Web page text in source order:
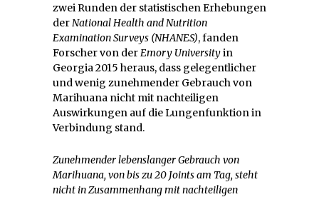
zwei Runden der statistischen Erhebungen
derNational Health and Nutrition
Examination Surveys (NHANES), fanden
Forscher von derEmory Universityin
Georgia 2015 heraus, dass gelegentlicher
und wenig zunehmender Gebrauch von
Marihuana nicht mit nachteiligen
Auswirkungen auf die Lungenfunktion in
Verbindung stand.
Zunehmender lebenslanger Gebrauch von
Marihuana, von bis zu 20 Joints am Tag, steht
nicht in Zusammenhang mit nachteiligen